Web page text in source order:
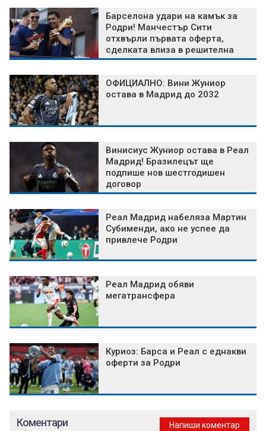
Барселона удари на камък за
Родри! Манчестър Сити
отхвърли първата оферта,
сделката влиза в решителна
фаза
ОФИЦИАЛНО: Вини Жуниор
остава в Мадрид до 2032
Винисиус Жуниор остава в Реал
Мадрид! Бразилецът ще
подпише нов шестгодишен
договор
Реал Мадрид набеляза Мартин
Субименди, ако не успее да
привлече Родри
Реал Мадрид обяви
мегатрансфера
Куриоз: Барса и Реал с еднакви
оферти за Родри
Коментари Напиши коментар